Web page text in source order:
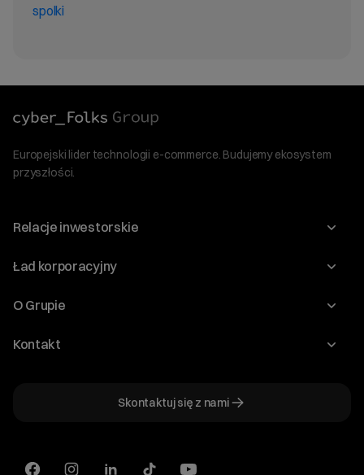
spolki
Europejski lider technologii e-commerce. Budujemy ekosystem
przyszłości.
Relacje inwestorskie
Raporty
Ład korporacyjny
Walne Zgromadzenia
O Grupie
O Spółce
Kontakt
Skontaktuj się z nami